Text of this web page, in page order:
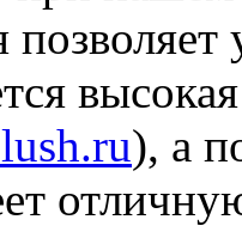
), а